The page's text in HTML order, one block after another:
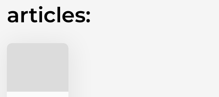
articles: